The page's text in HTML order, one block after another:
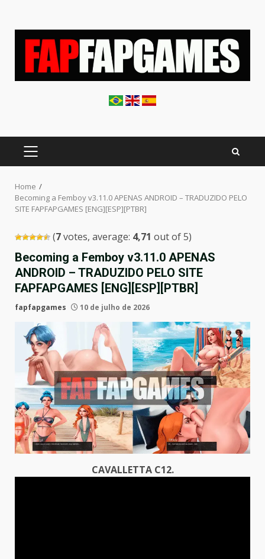
PRIMARY
MENU
Home
Becoming a Femboy v3.11.0 APENAS ANDROID – TRADUZIDO PELO
SITE FAPFAPGAMES [ENG][ESP][PTBR]
(7votes, average: 4,71 out of 5)
Becoming a Femboy v3.11.0 APENAS
ANDROID – TRADUZIDO PELO SITE
FAPFAPGAMES [ENG][ESP][PTBR]
fapfapgames 10 de julho de 2026
CAVALLETTA C12.